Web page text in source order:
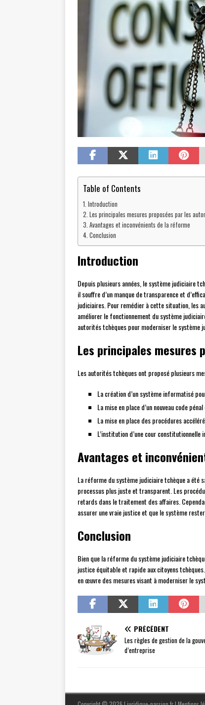
Table of Contents
Introduction
Les principales mesures proposées par les
Avantages et inconvénients de la réforme
Conclusion
Introduction
Depuis plusieurs années, le système judiciaire
il souffre d’un manque de transparence et
judiciaires. Pour remédier à cette situation, les
améliorer le fonctionnement du système
autorités tchèques pour moderniser le système
Les principales mesures
Les autorités tchèques ont proposé plusieurs
La création d’un système informatisé
La mise en place d’un nouveau code
La mise en place des procédures
L’institution d’une cour constitutionnelle
Avantages et
La réforme du système judiciaire tchèque a été
processus plus juste et transparent. Les
retards dans le traitement des affaires.
assurer une vraie justice et que le système
Conclusion
Bien que la réforme du système judiciaire
justice équitable et rapide aux citoyens
en œuvre des mesures visant à moderniser le
PRÉCÉDENT
Les règles de gestion de la
d’entreprise